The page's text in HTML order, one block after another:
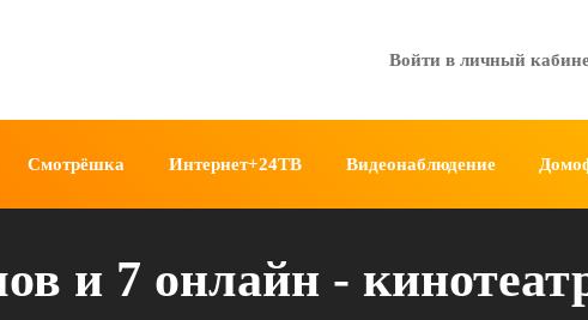
Войти в личный
Смотрёшка Интернет+24ТВ Видеонаблюдение
и 7 онлайн -